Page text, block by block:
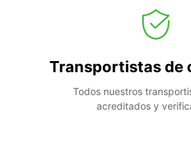
Transportistas de
Todos nuestros
acreditados y